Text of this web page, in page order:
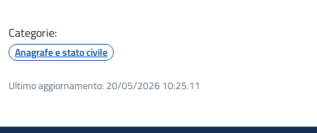
Categorie:
Anagrafe e stato civile
Ultimo aggiornamento: 20/05/2026 10:25.11